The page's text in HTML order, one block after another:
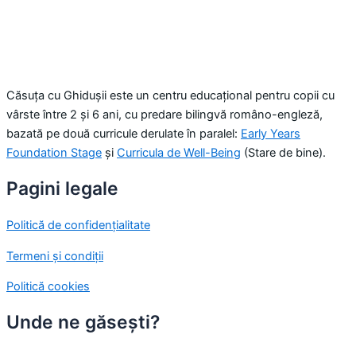
Căsuța cu Ghidușii este un centru educațional pentru copii cu
vârste între 2 și 6 ani, cu predare bilingvă româno-engleză,
bazată pe două curricule derulate în paralel: Early Years
Foundation Stage și Curricula de Well-Being (Stare de bine).
Pagini legale
Politică de confidențialitate
Termeni și condiții
Politică cookies
Unde ne găsești?